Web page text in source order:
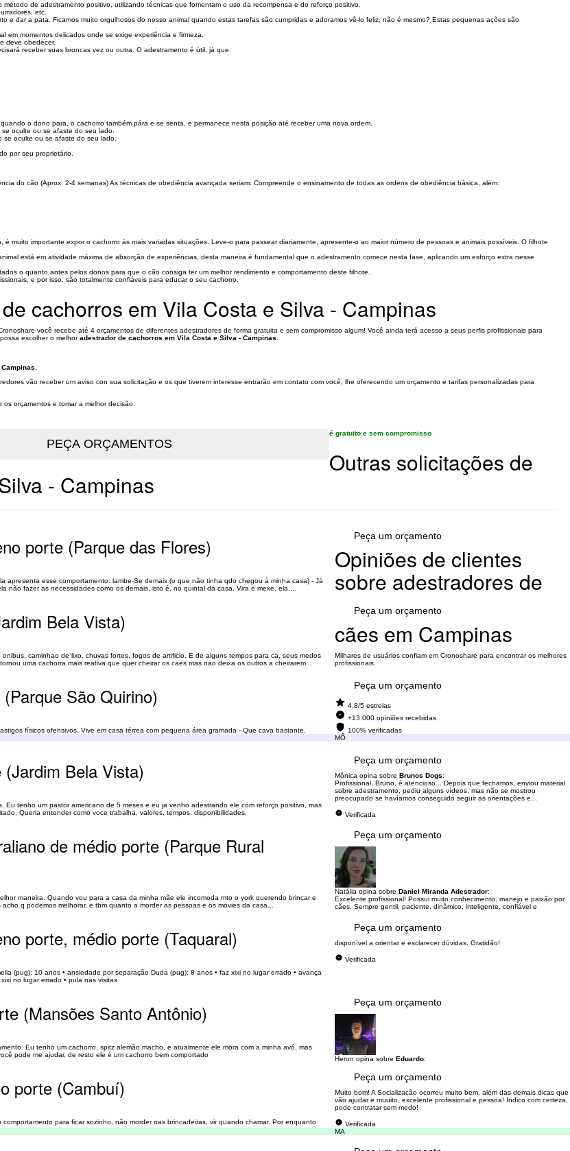
método de adestramento positivo, utilizando técnicas que fomentam o uso da recompensa e do reforço positivo.
etc.
e dar a pata. Ficamos muito orgulhosos do nosso animal quando estas tarefas são cumpridas e adoramos vê-lo feliz, não é mesmo? Estas pequenas ações são
em momentos delicados onde se exige experiência e firmeza.
deve obedecer.
receber suas broncas vez ou outra. O adestramento é útil, já que:
o dono para, o cachorro também pára e se senta, e permanece nesta posição até receber uma nova ordem.
oculte ou se afaste do seu lado.
oculte ou se afaste do seu lado.
por seu proprietário.
do cão (Aprox. 2-4 semanas) As técnicas de obediência avançada seriam: Compreende o ensinamento de todas as ordens de obediência básica, além:
muito importante expor o cachorro às mais variadas situações. Leve-o para passear diariamente, apresente-o ao maior número de pessoas e animais possíveis. O filhote
está em atividade máxima de absorção de experiências, desta maneira é fundamental que o adestramento comece nesta fase, aplicando um esforço extra nesse
o quanto antes pelos donos para que o cão consiga ter um melhor rendimento e comportamento deste filhote.
e por isso, são totalmente confiáveis para educar o seu cachorro.
cachorros em Vila Costa e Silva - Campinas
você recebe até 4 orçamentos de diferentes adestradores de forma gratuita e sem compromisso algum! Você ainda terá acesso a seus perfis profissionais para
escolher o melhoradestrador de cachorros em Vila Costa e Silva - Campinas
vão receber um aviso con sua solicitação e os que tiverem interesse entrarão em contato com você, lhe oferecendo um orçamento e tarifas personalizadas para
orçamentos e tomar a melhor decisão.
é gratuito e sem compromisso
Outras solicitações de
- Campinas
porte (Parque das Flores)
apresenta esse comportamento: lambe-Se demais (o que não tinha qdo chegou à minha casa) - Já
fazer as necessidades como os demais, isto é, no quintal da casa. Vira e mexe, ela,...
Peça um orçamento
Bela Vista)
caminhao de lixo, chuvas fortes, fogos de artificio. E de alguns tempos para ca, seus medos
uma cachorra mais reativa que quer cheirar os caes mas nao deixa os outros a cheirarem...
Peça um orçamento
São Quirino)
físicos ofensivos. Vive em casa térrea com pequena área gramada - Que cava bastante.
Peça um orçamento
Bela Vista)
tenho um pastor americano de 5 meses e eu ja venho adestrando ele com reforço positivo, mas
Queria entender como voce trabalha, valores, tempos, disponibilidades.
Peça um orçamento
de médio porte (Parque Rural
maneira. Quando vou para a casa da minha mãe ele incomoda mto o york querendo brincar e
q podemos melhorar, e tbm quanto a morder as pessoas e os movies da casa...
Peça um orçamento
porte, médio porte (Taquaral)
(pug): 10 anos •⁠ ansiedade por separação Duda (pug): 8 anos •⁠ ⁠faz xixi no lugar errado •⁠ ⁠avança
no lugar errado •⁠ ⁠pula nas visitas
Peça um orçamento
(Mansões Santo Antônio)
Eu tenho um cachorro, spitz alemão macho, e atualmente ele mora com a minha avó, mas
pode me ajudar, de resto ele é um cachorro bem comportado
Peça um orçamento
porte (Cambuí)
para ficar sozinho, não morder nas brincadeiras, vir quando chamar. Por enquanto
Peça um orçamento
Opiniões de clientes
sobre adestradores de
cães em Campinas
Milhares de usuários confiam em Cronoshare para encontrar os melhores
profissionais
4.8/5 estrelas
+13.000 opiniões recebidas
100% verificadas
MÔ
Mônica opina sobre Brunos Dogs:
Profissional, Bruno, é atencioso... Depois que fechamos, enviou material
sobre adestramento, pediu alguns vídeos, mas não se mostrou
preocupado se havíamos conseguido seguir as orientações e...
Verificada
Natália opina sobre Daniel Miranda Adestrador:
Excelente profissional! Possui muito conhecimento, manejo e paixão por
cães. Sempre gentil, paciente, dinâmico, inteligente, confiável e
disponível a orientar e esclarecer dúvidas. Gratidão!
Verificada
Heron opina sobre Eduardo:
Muito bom! A Socializacão ocorreu muito bem, além das demais dicas que
vão ajudar e muuito, excelente profissional e pessoa! Indico com certeza,
pode contratar sem medo!
Verificada
MA